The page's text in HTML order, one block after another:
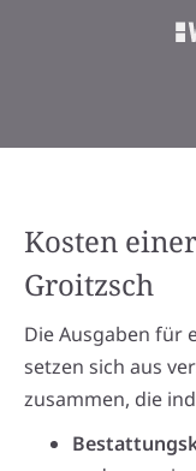
Kosten
Groitzsch
Die Ausgaben für
setzen sich aus
zusammen, die